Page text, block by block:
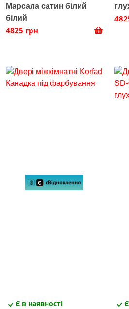
Марсала сатин білий
білий
4825 грн
Є в наявності